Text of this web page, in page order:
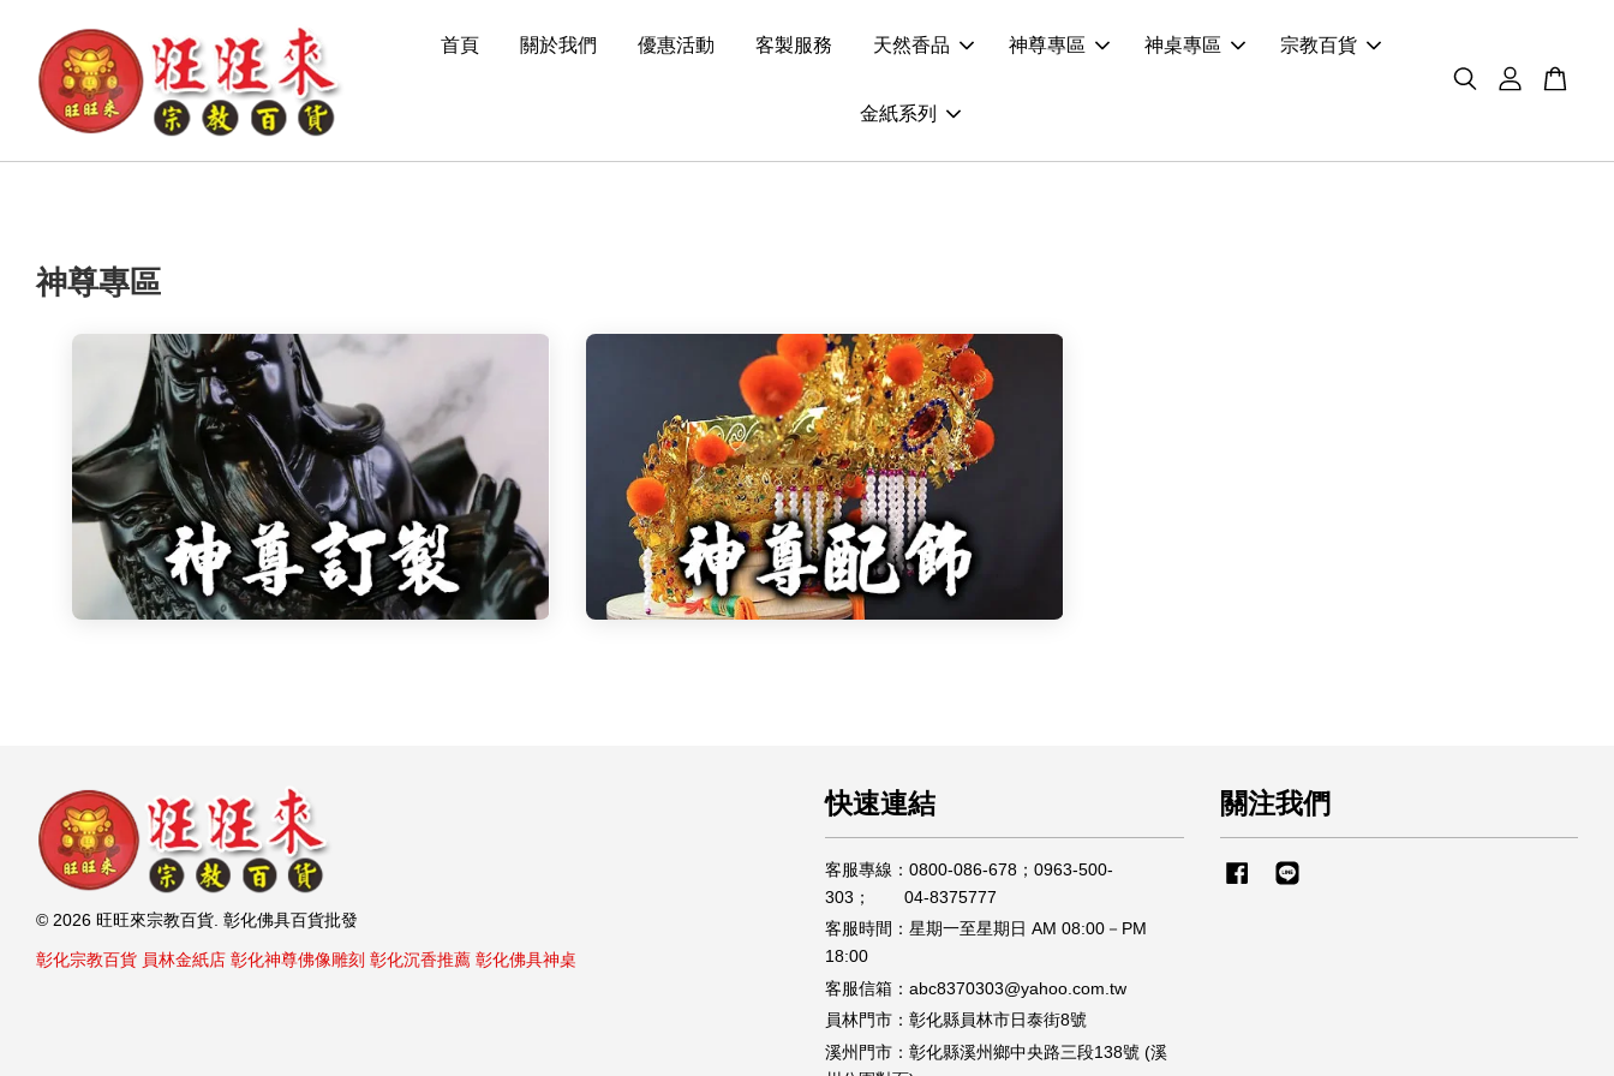
首頁 關於我們 優惠活動 客製服務 天然香品 神尊專區 神桌專區 宗教百貨
金紙系列
神尊專區
© 2026 旺旺來宗教百貨. 彰化佛具百貨批發
彰化宗教百貨 員林金紙店 彰化神尊佛像雕刻 彰化沉香推薦 彰化佛具神桌
快速連結
客服專線：0800-086-678；0963-500-
303； 04-8375777
客服時間：星期一至星期日 AM 08:00－PM
18:00
客服信箱：abc8370303@yahoo.com.tw
員林門市：彰化縣員林市日泰街8號
溪州門市：彰化縣溪州鄉中央路三段138號 (溪
關注我們
Facebook